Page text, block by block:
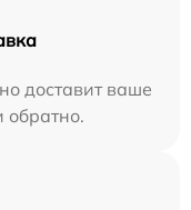
доставит ваше
обратно.